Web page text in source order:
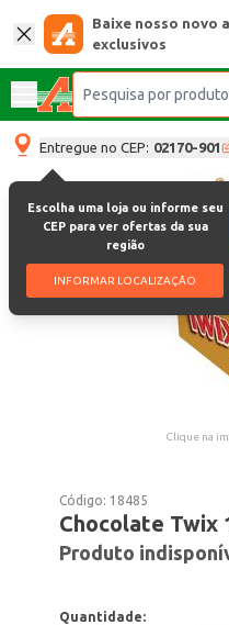
Baixe nosso novo
exclusivos
Entregue no CEP: 02170-901
Escolha uma loja ou informe seu
CEP para ver ofertas da sua
região
INFORMAR LOCALIZAÇÃO
Clique na
Código: 18485
Chocolate Twix
Produto
Quantidade: